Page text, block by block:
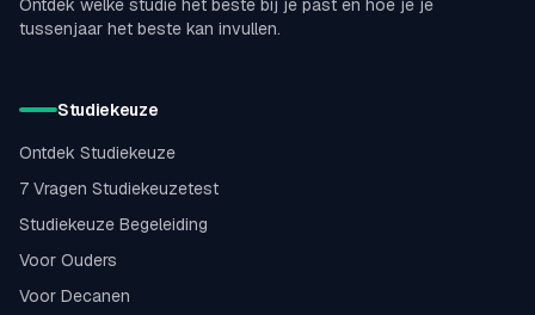
Ontdek welke studie het beste bij je past en hoe je je
tussenjaar het beste kan invullen.
Studiekeuze
Ontdek Studiekeuze
7 Vragen Studiekeuzetest
Studiekeuze Begeleiding
Voor Ouders
Voor Decanen